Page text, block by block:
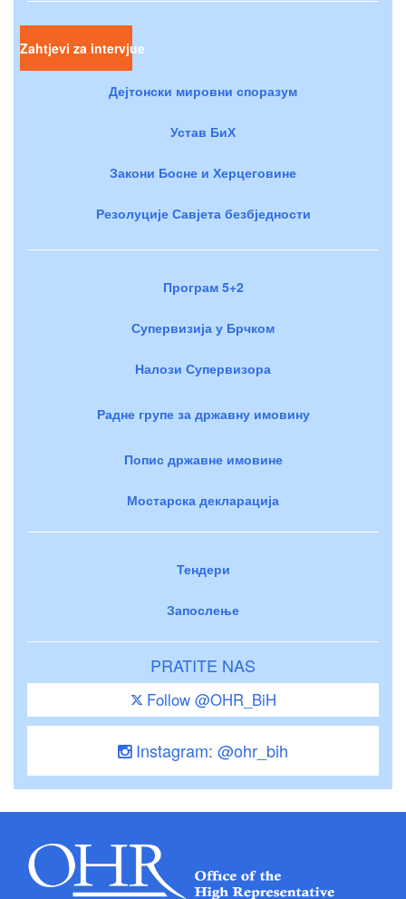
Zahtjevi za intervjue
Дејтонски мировни споразум
Устав БиХ
Закони Босне и Херцеговине
Резолуције Савјета безбједности
Програм 5+2
Супервизија у Брчком
Налози Супервизора
Радне групе за државну имовину
Попис државне имовине
Мостарска декларација
Тендери
Запослење
PRATITE NAS
Follow @OHR_BiH
Instagram: @ohr_bih